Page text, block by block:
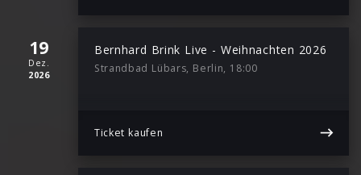
19
Dez.
2026
Bernhard Brink Live - Weihnachten 2026
Strandbad Lübars, Berlin, 18:00
Ticket kaufen